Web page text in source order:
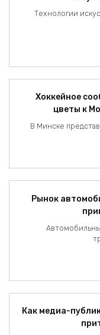
Технологии
Хоккейное
цветы к
В Минске
Рынок
Как медиа-